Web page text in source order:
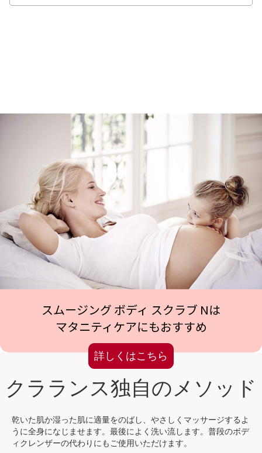
スムージング ボディ スクラブ Nは
マタニティケアにもおすすめ
詳しくはこちら
クラランス独自のメソッド
乾いた肌か湿った肌に適量をのばし、やさしくマッサージするよ
うに全身になじませます。最後によく洗い流します。普段のボデ
ィクレンザーの代わりにもご使用いただけます。